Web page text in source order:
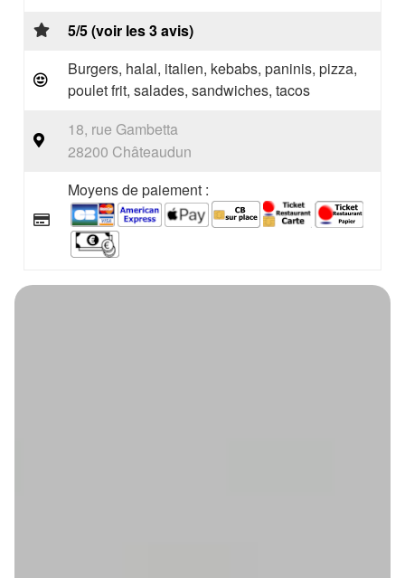
5/5 (voir les 3 avis)
Burgers, halal, italien, kebabs, paninis, pizza,
poulet frit, salades, sandwiches, tacos
18, rue Gambetta
28200 Châteaudun
Moyens de paiement :